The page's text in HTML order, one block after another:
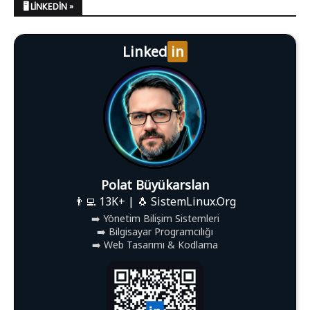
🖥️ LINKEDIN »
Linked in
Polat Büyükarslan
👨‍💻 13K+ | 🐧 SistemLinux.Org
➡️ Yönetim Bilişim Sistemleri
➡️ Bilgisayar Programcılığı
➡️ Web Tasarımı & Kodlama